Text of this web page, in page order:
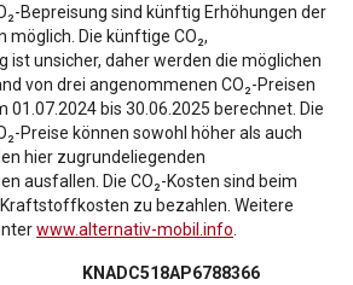
Bepreisung sind künftig Erhöhungen der
Die künftige CO₂,
ist unsicher, daher werden die möglichen
von drei angenommenen CO₂-Preisen
01.07.2024 bis 30.06.2025 berechnet. Die
Preise können sowohl höher als auch
hier zugrundeliegenden
ausfallen. Die CO₂-Kosten sind beim
zu bezahlen. Weitere
www.alternativ-mobil.info.
KNADC518AP6788366